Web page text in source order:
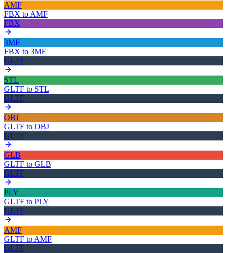
AMF
FBX to AMF
FBX
3MF
FBX to 3MF
GLTF
STL
GLTF to STL
GLTF
OBJ
GLTF to OBJ
GLTF
GLB
GLTF to GLB
GLTF
PLY
GLTF to PLY
GLTF
AMF
GLTF to AMF
GLTF